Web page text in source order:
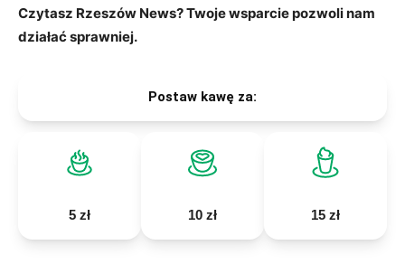
Czytasz Rzeszów News? Twoje wsparcie pozwoli nam
działać sprawniej.
Postaw kawę za:
5 zł 10 zł 15 zł